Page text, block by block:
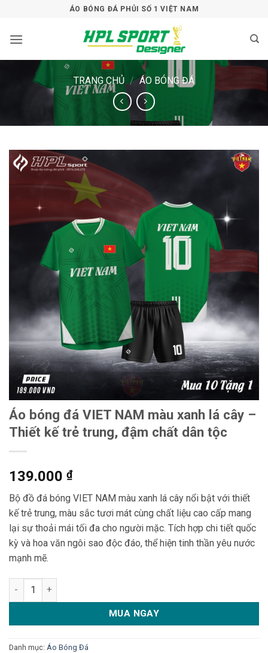
nội
ÁO BÓNG ĐÁ PHỦI SỐ 1 VIỆT NAM
TRANG CHỦ / ÁO BÓNG ĐÁ
Áo bóng đá VIET NAM màu xanh lá cây –
Thiết kế trẻ trung, đậm chất dân tộc
139.000 ₫
Bộ đồ đá bóng VIET NAM màu xanh lá cây nổi bật với thiết
kế trẻ trung, màu sắc tươi mát cùng chất liệu cao cấp mang
lại sự thoải mái tối đa cho người mặc. Tích hợp chi tiết quốc
kỳ và hoa văn ngôi sao độc đáo, thể hiện tinh thần yêu nước
mạnh mẽ.
Áo bóng đá VIET NAM màu xanh lá cây – Thiết kế trẻ trung,
MUA NGAY
Danh mục: Áo Bóng Đá